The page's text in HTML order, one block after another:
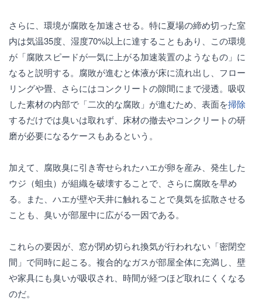
さらに、環境が腐敗を加速させる。特に夏場の締め切った室
内は気温35度、湿度70%以上に達することもあり、この環境
が「腐敗スピードが一気に上がる加速装置のようなもの」に
なると説明する。腐敗が進むと体液が床に流れ出し、フロー
リングや畳、さらにはコンクリートの隙間にまで浸透。吸収
した素材の内部で「二次的な腐敗」が進むため、表面を掃除
するだけでは臭いは取れず、床材の撤去やコンクリートの研
磨が必要になるケースもあるという。
加えて、腐敗臭に引き寄せられたハエが卵を産み、発生した
ウジ（蛆虫）が組織を破壊することで、さらに腐敗を早め
る。また、ハエが壁や天井に触れることで臭気を拡散させる
ことも、臭いが部屋中に広がる一因である。
これらの要因が、窓が閉め切られ換気が行われない「密閉空
間」で同時に起こる。複合的なガスが部屋全体に充満し、壁
や家具にも臭いが吸収され、時間が経つほど取れにくくなる
のだ。